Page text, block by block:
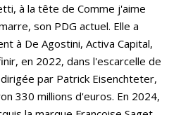
à la tête de Comme j'aime
son PDG actuel. Elle a
à De Agostini, Activa Capital,
en 2022, dans l'escarcelle de
par Patrick Eisenchteter,
330 millions d'euros. En 2024,